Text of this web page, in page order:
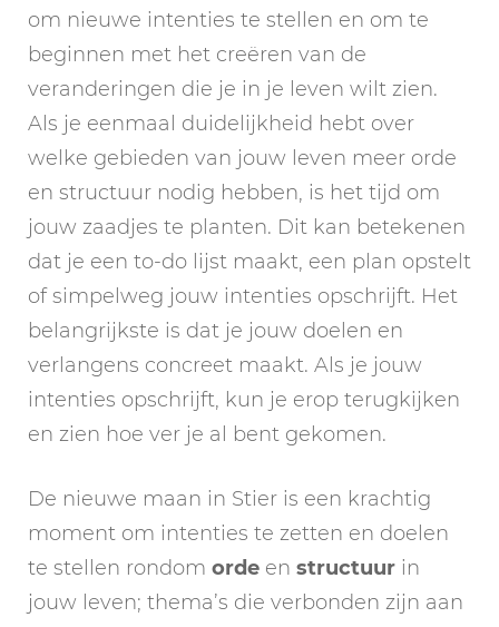
om nieuwe intenties te stellen en om te
beginnen met het creëren van de
veranderingen die je in je leven wilt zien.
Als je eenmaal duidelijkheid hebt over
welke gebieden van jouw leven meer orde
en structuur nodig hebben, is het tijd om
jouw zaadjes te planten. Dit kan betekenen
dat je een to-do lijst maakt, een plan opstelt
of simpelweg jouw intenties opschrijft. Het
belangrijkste is dat je jouw doelen en
verlangens concreet maakt. Als je jouw
intenties opschrijft, kun je erop terugkijken
en zien hoe ver je al bent gekomen.
De nieuwe maan in Stier is een krachtig
moment om intenties te zetten en doelen
te stellen rondom orde en structuur in
jouw leven; thema’s die verbonden zijn aan